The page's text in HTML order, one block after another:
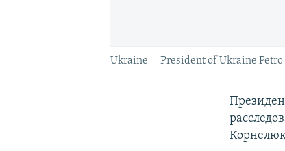
Ukraine -- President of Ukraine Petro